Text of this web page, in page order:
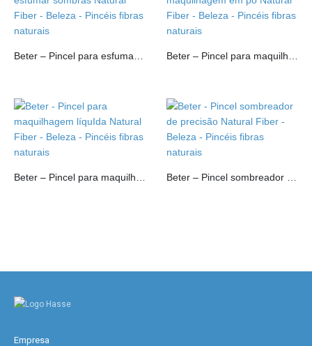
Beter – Pincel para maquilhagem líquIda Natural Fiber Beter – Pincel sombreador de precisão Natural Fiber
Empresa